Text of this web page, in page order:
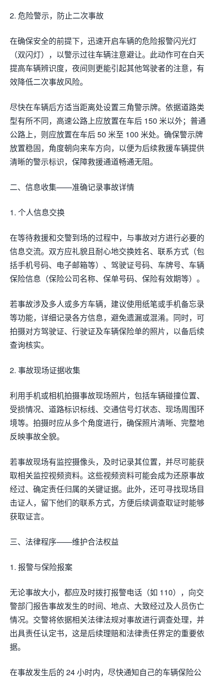
2. 危险警示，防止二次事故
在确保安全的前提下，迅速开启车辆的危险报警闪光灯
（双闪灯），以警示过往车辆注意避让。此动作可在白天
提高车辆辨识度，夜间则更能引起其他驾驶者的注意，有
效降低二次事故风险。
尽快在车辆后方适当距离处设置三角警示牌。依据道路类
型有所不同，高速公路上应放置在车后 150 米以外；普通
公路上，则应放置在车后 50 米至 100 米处。确保警示牌
放置稳固，角度朝向来车方向，以便为后续救援车辆提供
清晰的警示标识，保障救援通道畅通无阻。
二、信息收集——准确记录事故详情
1. 个人信息交换
在等待救援和交警到场的过程中，与事故对方进行必要的
信息交流。双方应礼貌且耐心地交换姓名、联系方式（包
括手机号码、电子邮箱等）、驾驶证号码、车牌号、车辆
保险信息（保险公司名称、保单号码、保险有效期等）。
若事故涉及多人或多方车辆，建议使用纸笔或手机备忘录
等功能，详细记录各方信息，避免遗漏或混淆。同时，可
拍摄对方驾驶证、行驶证及车辆保险单的照片，以备后续
查询核实。
2. 事故现场证据收集
利用手机或相机拍摄事故现场照片，包括车辆碰撞位置、
受损情况、道路标识标线、交通信号灯状态、现场周围环
境等。拍摄时应从多个角度进行，确保照片清晰、完整地
反映事故全貌。
若事故现场有监控摄像头，及时记录其位置，并尽可能获
取相关监控视频资料。这些视频资料可能会成为还原事故
经过、确定责任归属的关键证据。此外，还可寻找现场目
击证人，留下他们的联系方式，方便后续调查取证时能够
获取证言。
三、法律程序——维护合法权益
1. 报警与保险报案
无论事故大小，都应及时拨打报警电话（如 110），向交
警部门报告事故发生的时间、地点、大致经过及人员伤亡
情况。交警将依据相关法律法规对事故进行调查处理，并
出具责任认定书，这是后续理赔和法律责任界定的重要依
据。
在事故发生后的 24 小时内，尽快通知自己的车辆保险公